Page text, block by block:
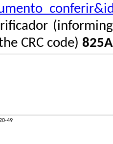
CRC code)
49